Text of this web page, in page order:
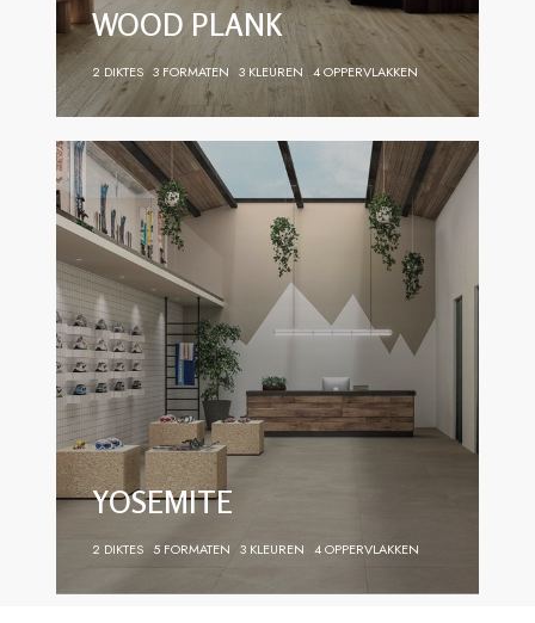
WOOD PLANK
2 DIKTES 3 FORMATEN 3 KLEUREN 4 OPPERVLAKKEN
YOSEMITE
2 DIKTES 5 FORMATEN 3 KLEUREN 4 OPPERVLAKKEN